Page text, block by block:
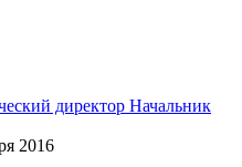
директор Начальник
2016